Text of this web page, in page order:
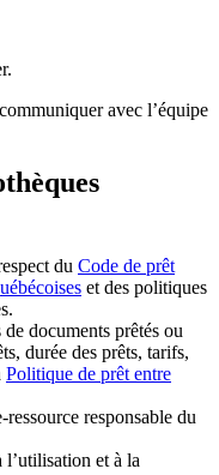
avec l’équipe
du Code de prêt
et des politiques
de documents prêtés ou
durée des prêts, tarifs,
Politique de prêt entre
responsable du
l’utilisation et à la